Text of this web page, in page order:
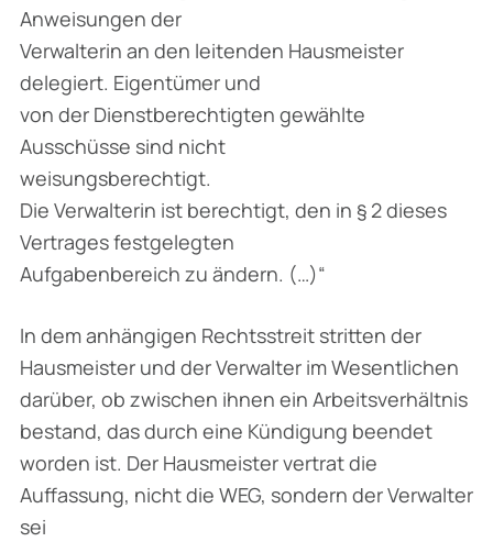
Anweisungen der
Verwalterin an den leitenden Hausmeister
delegiert. Eigentümer und
von der Dienstberechtigten gewählte
Ausschüsse sind nicht
weisungsberechtigt.
Die Verwalterin ist berechtigt, den in § 2 dieses
Vertrages festgelegten
Aufgabenbereich zu ändern. (…)“
In dem anhängigen Rechtsstreit stritten der
Hausmeister und der Verwalter im Wesentlichen
darüber, ob zwischen ihnen ein Arbeitsverhältnis
bestand, das durch eine Kündigung beendet
worden ist. Der Hausmeister vertrat die
Auffassung, nicht die WEG, sondern der Verwalter
sei